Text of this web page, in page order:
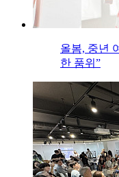
올봄, 중년
한 품위”